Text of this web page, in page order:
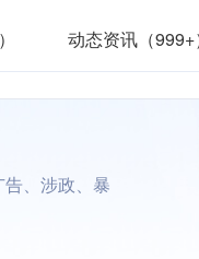
动态资讯（999+
、涉政、暴